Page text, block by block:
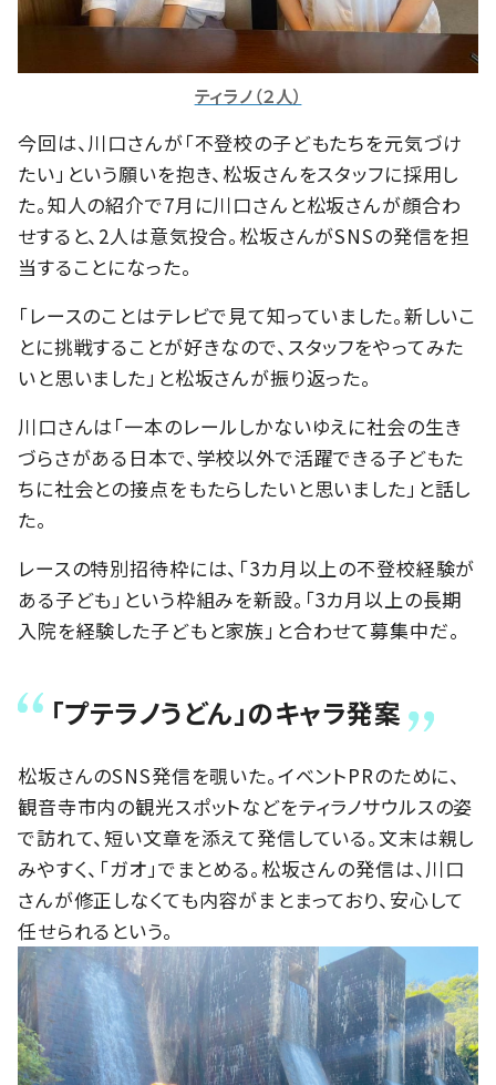
ティラノ（２人）
今回は、川口さんが「不登校の子どもたちを元気づけ
たい」という願いを抱き、松坂さんをスタッフに採用し
た。知人の紹介で7月に川口さんと松坂さんが顔合わ
せすると、2人は意気投合。松坂さんがSNSの発信を担
当することになった。
「レースのことはテレビで見て知っていました。新しいこ
とに挑戦することが好きなので、スタッフをやってみた
いと思いました」と松坂さんが振り返った。
川口さんは「一本のレールしかないゆえに社会の生き
づらさがある日本で、学校以外で活躍できる子どもた
ちに社会との接点をもたらしたいと思いました」と話し
た。
レースの特別招待枠には、「3カ月以上の不登校経験が
ある子ども」という枠組みを新設。「3カ月以上の長期
入院を経験した子どもと家族」と合わせて募集中だ。
「プテラノうどん」のキャラ発案
松坂さんのSNS発信を覗いた。イベントPRのために、
観音寺市内の観光スポットなどをティラノサウルスの姿
で訪れて、短い文章を添えて発信している。文末は親し
みやすく、「ガオ」でまとめる。松坂さんの発信は、川口
さんが修正しなくても内容がまとまっており、安心して
任せられるという。